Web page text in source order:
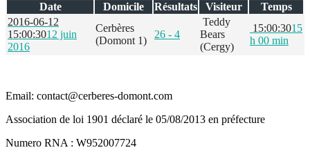
Date Domicile Résultats Visiteur
Temps
2016-06-12
15:00:3012 juin
2016
Cerbères
(Domont 1)
26 - 4
Teddy
Bears
(Cergy)
15:00:3015
h 00 min
Email: contact@cerberes-domont.com
Association de loi 1901 déclaré le 05/08/2013 en préfecture
Numero RNA : W952007724